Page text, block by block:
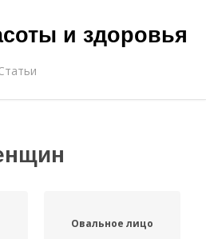
и здоровья
Овальное лицо